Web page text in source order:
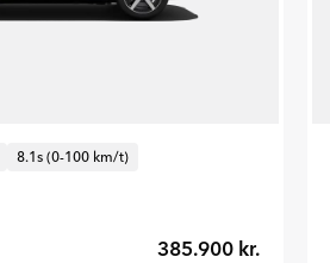
8.1s (0-100 km/t)
385.900 kr.